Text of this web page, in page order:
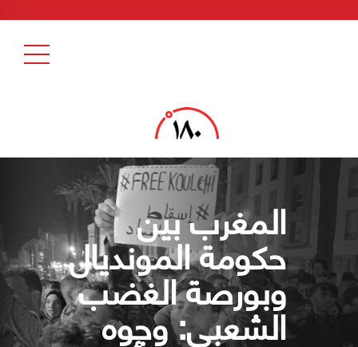
المغرب بين
حكومة المونديال
وبورصة الغضب
الشعبي: وجوه